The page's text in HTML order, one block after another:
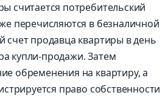
считается потребительский
перечисляются в безналичной
счет продавца квартиры в день
купли-продажи. Затем
обременения на квартиру, а
право собственности